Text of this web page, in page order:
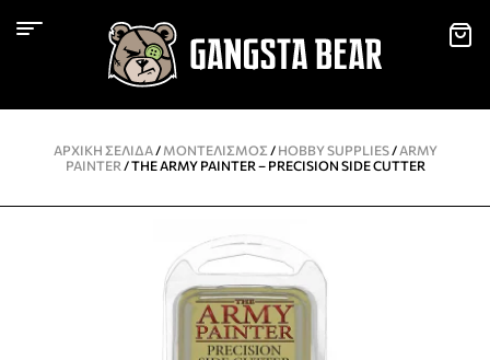
ΑΡΧΙΚΉ ΣΕΛΊΔΑ/ ΜΟΝΤΕΛΙΣΜΌΣ / HOBBY SUPPLIES/ ARMY
PAINTER / THE ARMY PAINTER – PRECISION SIDE CUTTER